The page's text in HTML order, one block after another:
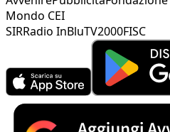
Mondo CEI
SIRRadio InBluTV2000FISC